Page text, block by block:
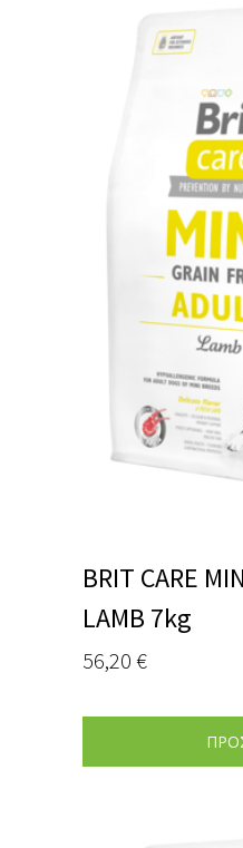
BRIT CARE
LAMB 7kg
56,20 €